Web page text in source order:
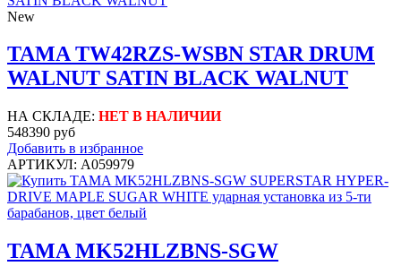
New
TAMA TW42RZS-WSBN STAR DRUM
WALNUT SATIN BLACK WALNUT
НА СКЛАДЕ: НЕТ В НАЛИЧИИ
548390 руб
Добавить в избранное
АРТИКУЛ: A059979
TAMA MK52HLZBNS-SGW